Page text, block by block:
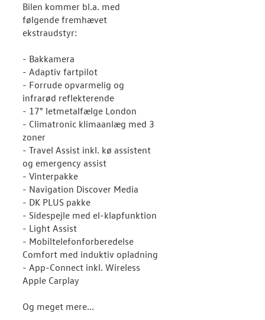
Bilen kommer bl.a. med
følgende fremhævet
ekstraudstyr:
- Bakkamera
- Adaptiv fartpilot
- Forrude opvarmelig og
infrarød reflekterende
- 17" letmetalfælge London
- Climatronic klimaanlæg med 3
zoner
- Travel Assist inkl. kø assistent
og emergency assist
- Vinterpakke
- Navigation Discover Media
- DK PLUS pakke
- Sidespejle med el-klapfunktion
- Light Assist
- Mobiltelefonforberedelse
Comfort med induktiv opladning
- App-Connect inkl. Wireless
Apple Carplay
Og meget mere...